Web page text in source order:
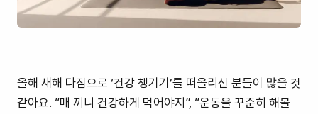
올해 새해 다짐으로 ‘건강 챙기기’를 떠올리신 분들이 많을 것
같아요. “매 끼니 건강하게 먹어야지”, “운동을 꾸준히 해볼